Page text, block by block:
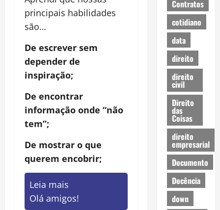
principais habilidades
são…
De escrever sem
depender de
inspiração;
De encontrar
informação onde “não
tem”;
De mostrar o que
querem encobrir;
Leia mais
Olá amigos!
Contratos
cotidiano
data
direito
direito
civil
Direito
das
Coisas
direito
empresarial
Documento
Docência
down